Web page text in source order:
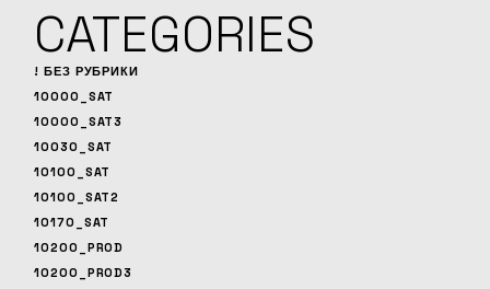
CATEGORIES
! БЕЗ РУБРИКИ
10000_SAT
10000_SAT3
10030_SAT
10100_SAT
10100_SAT2
10170_SAT
10200_PROD
10200_PROD3